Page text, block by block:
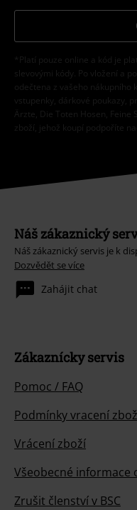
*Platí pouze online a kód je
slevovými kódy. Po vložení a
odečtena z vašeho
vstupenky, dárkové poukazy,
Ärzte, Die Toten Hosen, Feine
zboží, jehož koupí podpoříte
Náš zákaznický
Náš zákaznický servis je k
Dozvědět se více
Zahájit chat
Zákaznícky servis
Pomoc / FAQ
Podmínky vracení
Vrácení zboží
Všeobecné informace
Zrušit členství v BSC